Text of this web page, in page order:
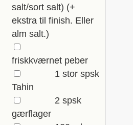
salt/sort salt) (+
ekstra til finish. Eller
alm salt.)
friskkværnet peber
1 stor spsk
Tahin
2 spsk
gærflager